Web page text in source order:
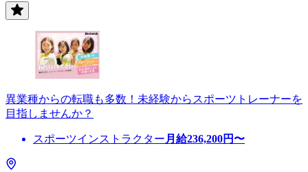
異業種からの転職も多数！未経験からスポーツトレーナーを
目指しませんか？
スポーツインストラクター 月給236,200円〜